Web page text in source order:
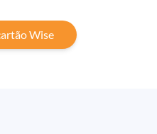
Wise